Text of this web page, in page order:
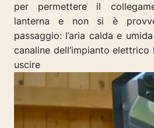
per permettere il
lanterna e non si è
passaggio: l’aria calda e
canaline dell’impianto
uscire